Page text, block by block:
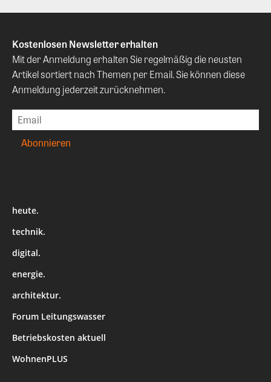
Kostenlosen Newsletter erhalten
Mit der Anmeldung erhalten Sie regelmäßig die neusten
Artikel sortiert nach Themen per Email. Sie können diese
Anmeldung jederzeit zurücknehmen.
heute.
technik.
digital.
energie.
architektur.
Forum Leitungswasser
Betriebskosten aktuell
WohnenPLUS